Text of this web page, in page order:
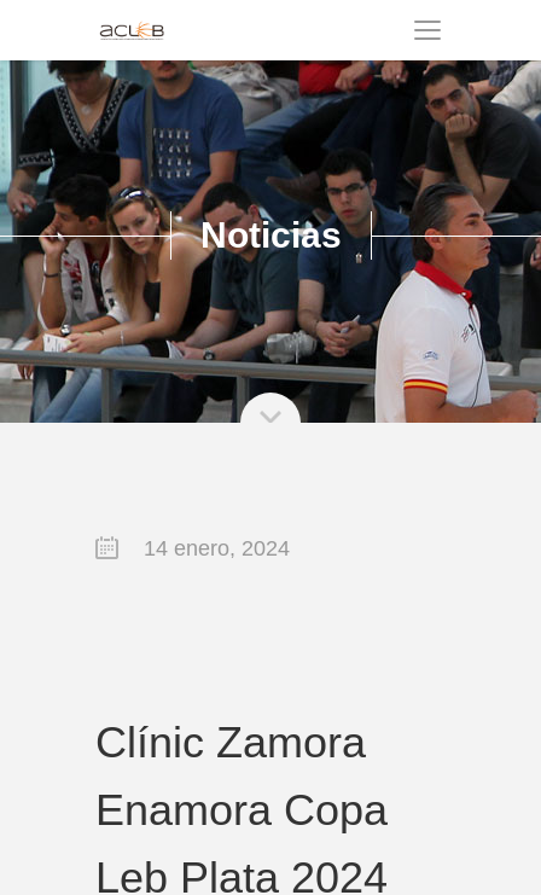
Noticias
14 enero, 2024
Clínic Zamora
Enamora Copa
Leb Plata 2024